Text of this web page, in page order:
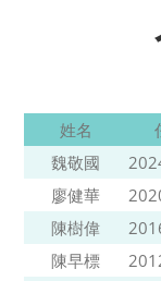
姓名
魏敬國
廖健華
陳樹偉
陳早標